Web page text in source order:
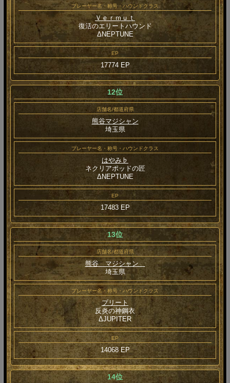
プレーヤー名・称号・ハウンドクラス
Ｖｅｒｍｕｔ
復活のエリートハウンド
ΔNEPTUNE
EP
17774 EP
12位
店舗名/都道府県
熊谷マジシャン
埼玉県
プレーヤー名・称号・ハウンドクラス
はやみ♭
ネクリアポッドの匠
ΔNEPTUNE
EP
17483 EP
13位
店舗名/都道府県
熊谷 マジシャン
埼玉県
プレーヤー名・称号・ハウンドクラス
プリート
反炎の神鋼衣
ΔJUPITER
EP
14068 EP
14位